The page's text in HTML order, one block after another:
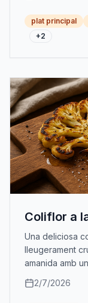
plat principal
+2
Coliflor a
Una deliciosa
lleugerament
amanida amb
negre per
2/7/2026